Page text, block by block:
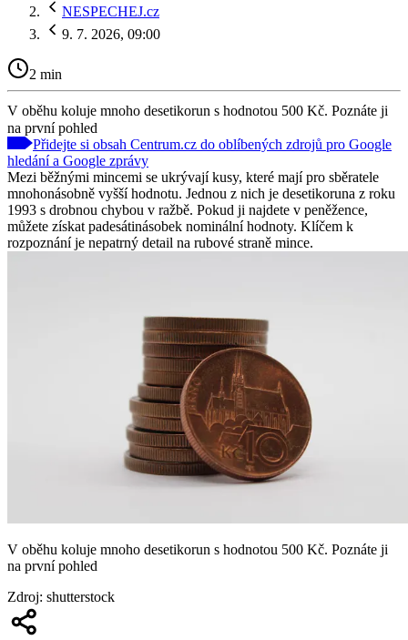
NESPECHEJ.cz
9. 7. 2026, 09:00
2 min
V oběhu koluje mnoho desetikorun s hodnotou 500 Kč. Poznáte ji
na první pohled
Přidejte si obsah Centrum.cz do oblíbených zdrojů pro Google
hledání a Google zprávy
Mezi běžnými mincemi se ukrývají kusy, které mají pro sběratele
mnohonásobně vyšší hodnotu. Jednou z nich je desetikoruna z roku
1993 s drobnou chybou v ražbě. Pokud ji najdete v peněžence,
můžete získat padesátinásobek nominální hodnoty. Klíčem k
rozpoznání je nepatrný detail na rubové straně mince.
V oběhu koluje mnoho desetikorun s hodnotou 500 Kč. Poznáte ji
na první pohled
Zdroj: shutterstock